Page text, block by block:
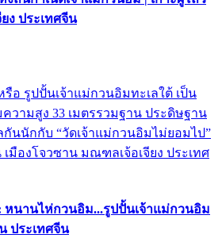
ง ประเทศจีน
อ รูปปั้นเจ้าแม่กวนอิมทะเลใต้ เป็น
วามสูง 33 เมตรรวมฐาน ประดิษฐาน
กันนักกับ “วัดเจ้าแม่กวนอิมไม่ยอมไป”
มืองโจวซาน มณฑลเจ้อเจียง ประเทศ
: หนานไห่กวนอิม...รูปปั้นเจ้าแม่กวนอิม
ประเทศจีน